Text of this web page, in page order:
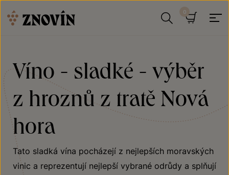
Víno - sladké - výběr
z hroznů z tratě Nová
hora
Tato sladká vína pocházejí z nejlepších moravských
vinic a reprezentují nejlepší vybrané odrůdy a splňují